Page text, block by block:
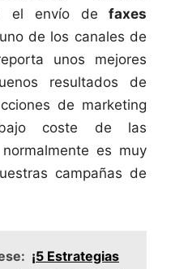
el envío de faxes
de los canales de
unos mejores
resultados de
de marketing
coste de las
es muy
campañas de
¡5 Estrategias